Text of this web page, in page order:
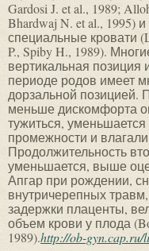
Gardosi J. et al., 1989;
Bhardwaj N. et al., 1995)
специальные кровати
P., Spiby H., 1989).
вертикальная
периоде родов имеет
дорзальной позицией.
меньше дискомфорта
тужиться,
промежности и
Продолжительность
уменьшается, выше
Апгар при рождении,
внутричерепных
задержки плаценты,
объем крови у плода
1989).http://ob-gyn.cap.ru/